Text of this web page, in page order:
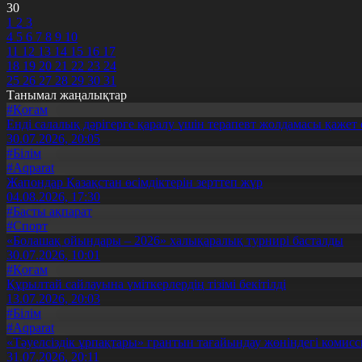
30
1 2 3
4 5 6 7 8 9 10
11 12 13 14 15 16 17
18 19 20 21 22 23 24
25 26 27 28 29 30 31
Танымал жаңалықтар
#Қоғам
Енді салалық дәрігерге қаралу үшін терапевт жолдамасы қажет
30.07.2026, 20:05
#Білім
#Aqparat
Жапондар Қазақстан өсімдіктерін зерттеп жүр
04.08.2026, 17:30
#Басты ақпарат
#Спорт
«Болашақ ойындары – 2026» халықаралық турнирі басталды
30.07.2026, 10:01
#Қоғам
Құрылтай сайлауына үміткерлердің тізімі бекітілді
13.07.2026, 20:03
#Білім
#Aqparat
«Тәуелсіздік ұрпақтары» грантын тағайындау жөніндегі
31.07.2026, 20:11